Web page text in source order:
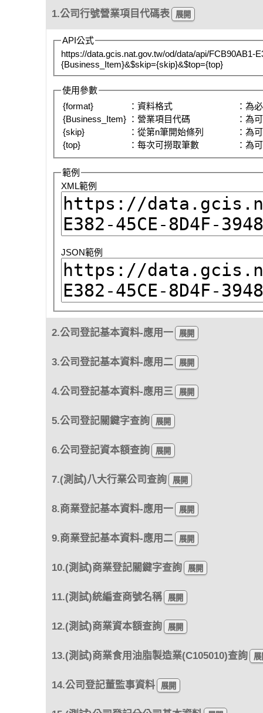
1.公司行號營業項目代碼表
API公式
https://data.gcis.nat.gov.tw/od/data/api/FCB90AB1-
{Business_Item}&$skip={skip}&$top={top}
使用參數
{format}
：資料格式
：為
{Business_Item} ：營業項目代碼
：為
{skip}
：從第n筆開始條列
：為
{top}
：每次可撈取筆數 ：為
範例
XML範例
JSON範例
2.公司登記基本資料-應用一
3.公司登記基本資料-應用二
4.公司登記基本資料-應用三
5.公司登記關鍵字查詢
6.公司登記資本額查詢
7.(測試)八大行業公司查詢
8.商業登記基本資料-應用一
9.商業登記基本資料-應用二
10.(測試)商業登記關鍵字查詢
11.(測試)統編查商號名稱
12.(測試)商業資本額查詢
13.(測試)商業食用油脂製造業(C105010)查詢
14.公司登記董監事資料